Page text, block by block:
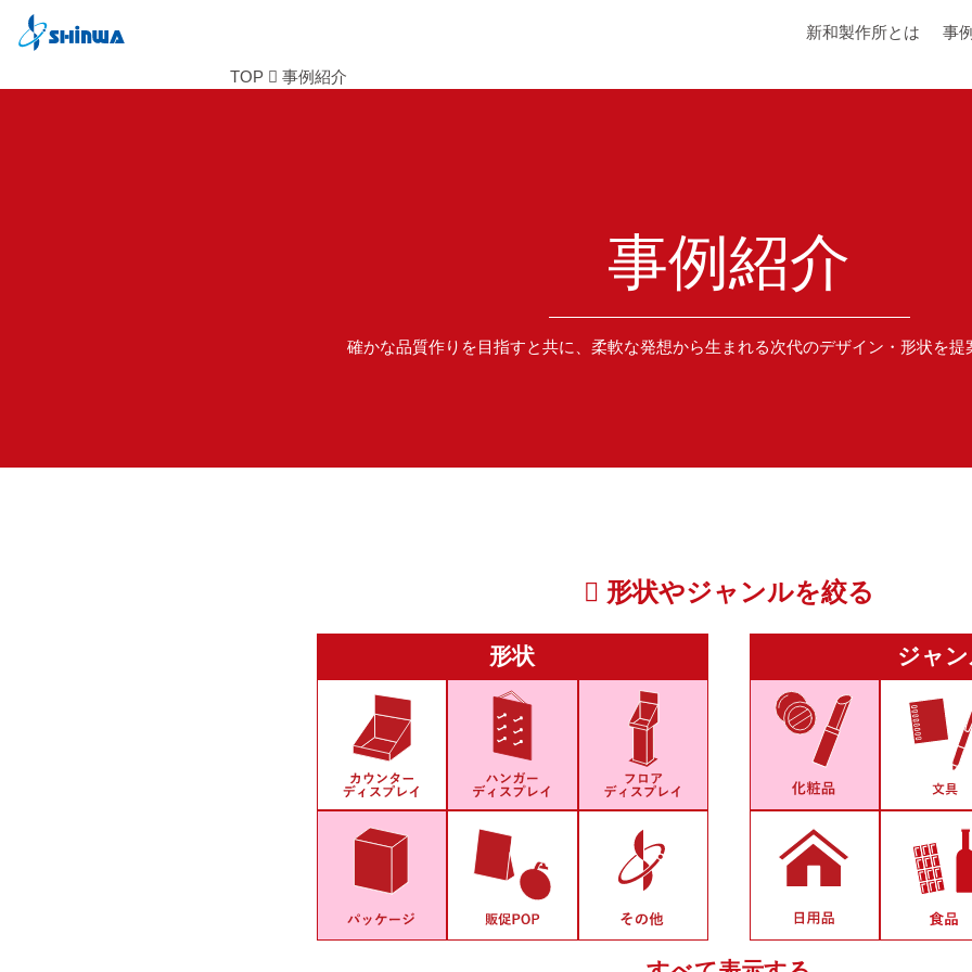
新和製作所とは 事
TOP 事例紹介
事例紹介
確かな品質作りを目指すと共に、柔軟な発想から生まれる次代のデザイン・形状を提
形状やジャンルを絞る
形状 ジャ